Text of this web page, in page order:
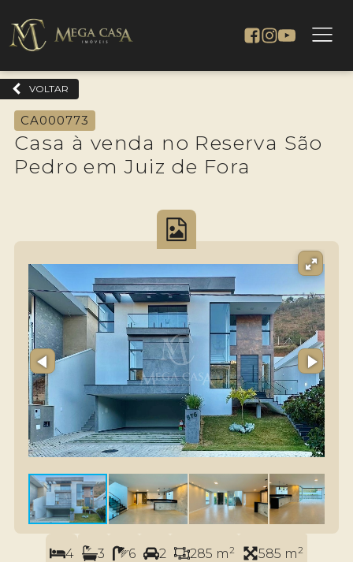
VOLTAR
CA000773
Casa à venda no Reserva São
Pedro em Juiz de Fora
4 3 6 2 285 m2 585 m2